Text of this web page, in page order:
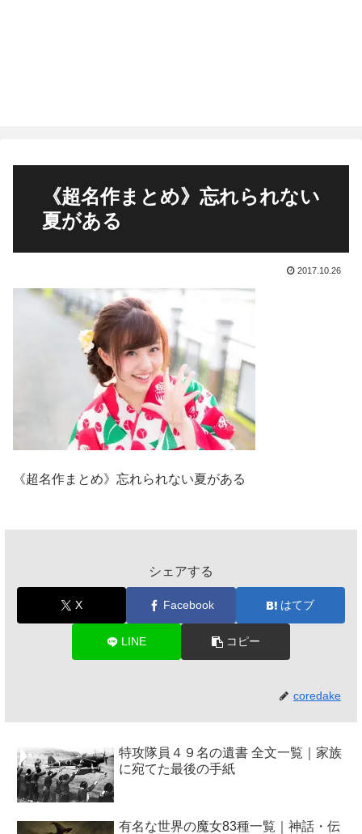
《超名作まとめ》忘れられない
夏がある
2017.10.26
《超名作まとめ》忘れられない夏がある
シェアする
X Facebook はてブ
LINE コピー
coredake
特攻隊員４９名の遺書 全文一覧｜家族
に宛てた最後の手紙
有名な世界の魔女83種一覧｜神話・伝